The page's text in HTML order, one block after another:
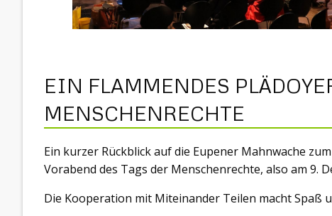
EIN FLAMMENDES
MENSCHENRECHTE
Ein kurzer Rückblick auf die Eupener Mahnwache
Vorabend des Tags der Menschenrechte, also am 9.
Die Kooperation mit Miteinander Teilen macht Spaß